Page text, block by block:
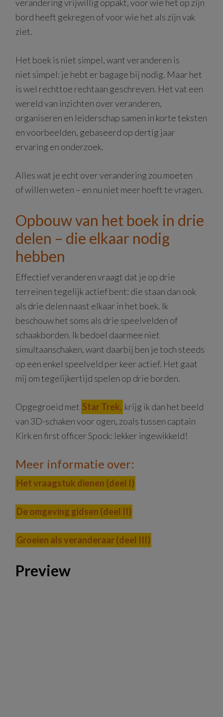
verandering vrijwillig oppakt, voor wie het op zijn
bord heeft gekregen of voor wie het als zijn vak
ziet.
Het boek is niet simpel, want veranderen is
niet simpel: je hebt er bagage bij nodig. Maar het
is wel rechttoe rechtaan geschreven. Het vat een
wereld van inzichten over veranderen,
organiseren en leiderschap samen in korte teksten
en voorbeelden, gebaseerd op dertig jaar
ervaring en onderzoek.
Alles wat je echt over verandering zou moeten
of willen weten – en nu niet meer hoeft te vragen.
Opbouw van het boek in drie
delen – die elkaar nodig
hebben
Effectief veranderen vraagt dat je op drie
terreinen tegelijk actief bent: die staan dan ook
als drie delen naast elkaar in het boek. Ik
beschouw het soms als drie speelvelden of
schaakborden. Ik bedoel daarmee niet
simultaanschaken, want daarbij ben je toch steeds
op een enkel speelveld per keer actief. Het gaat
mij om tegelijkertijd spelen op drie borden.
Opgegroeid met Star Trek, krijg ik dan het beeld
van 3D-schaken voor ogen, zoals tussen captain
Kirk en first officer Spock: lekker ingewikkeld!
Meer informatie over:
Het vraagstuk dienen (deel I)
De omgeving gidsen (deel II)
Groeien als veranderaar (deel III)
Preview